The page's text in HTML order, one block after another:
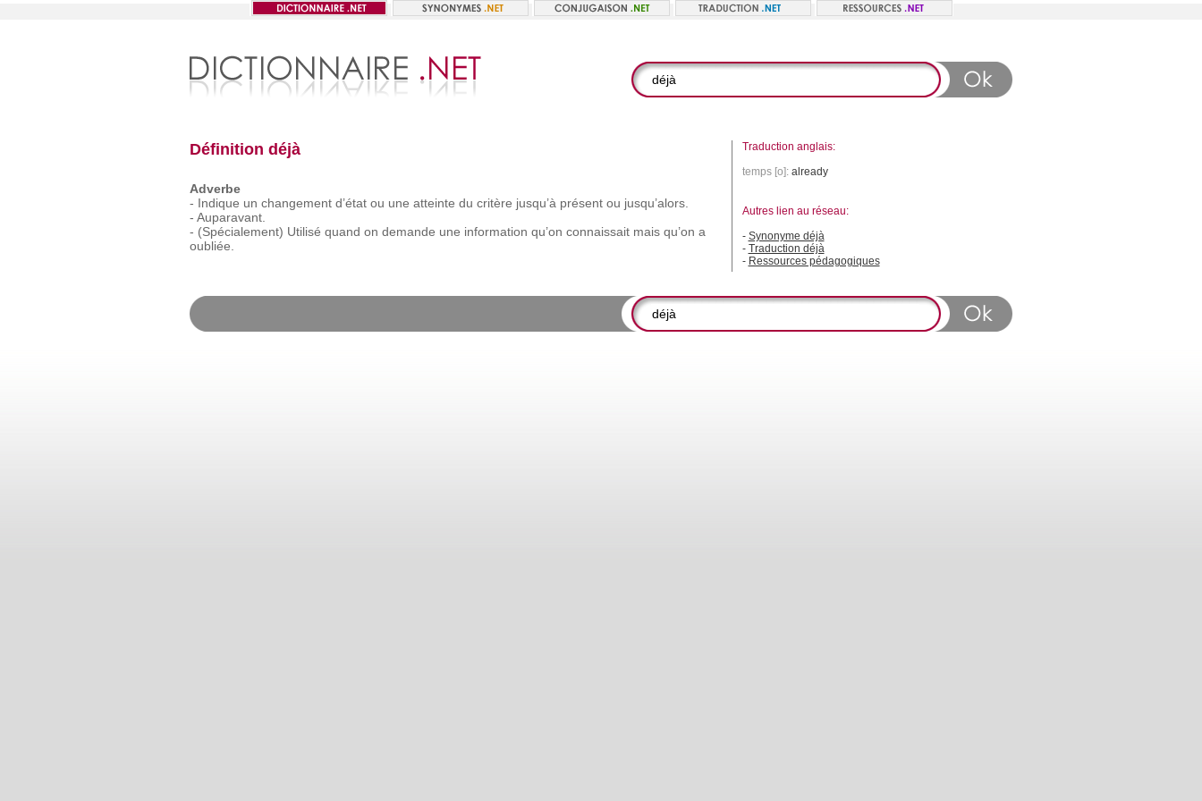
Définition déjà
Adverbe
- Indique un changement d’état ou une atteinte du critère jusqu’à présent ou jusqu’alors.
- Auparavant.
- (Spécialement) Utilisé quand on demande une information qu’on connaissait mais qu’on a
oubliée.
Traduction anglais:
temps [o]: already
Autres lien au réseau:
- Synonyme déjà
- Traduction déjà
- Ressources pédagogiques